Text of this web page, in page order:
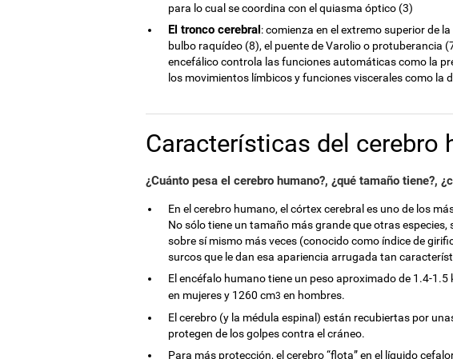
para lo cual se coordina con el quiasma óptico (3)
El tronco cerebral: comienza en el extremo superior de
bulbo raquídeo (8), el puente de Varolio o protuberancia
encefálico controla las funciones automáticas como la
los movimientos límbicos y funciones viscerales como la
Características del cerebro
¿Cuánto pesa el cerebro humano?, ¿qué tamaño tiene?,
En el cerebro humano, el córtex cerebral es uno de los
No sólo tiene un tamaño más grande que otras especies,
sobre sí mismo más veces (conocido como índice de
surcos que le dan esa apariencia arrugada tan
El encéfalo humano tiene un peso aproximado de 1.4-
en mujeres y 1260 cm3 en hombres.
El cerebro (y la médula espinal) están recubiertas por
protegen de los golpes contra el cráneo.
Para más protección, el cerebro “flota” en el líquido